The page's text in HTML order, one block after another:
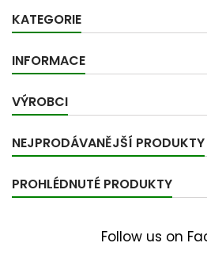
KATEGORIE
INFORMACE
VÝROBCI
NEJPRODÁVANĚJŠÍ PRODUKTY
PROHLÉDNUTÉ PRODUKTY
Follow us on